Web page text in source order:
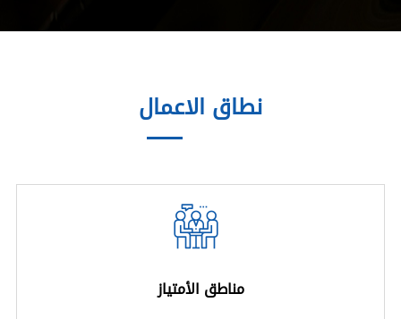
نطاق الاعمال
مناطق الأمتياز